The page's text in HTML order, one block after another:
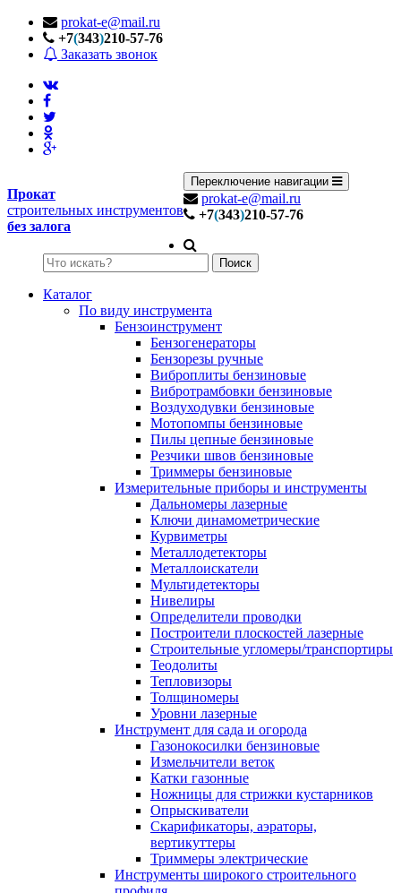
prokat-e@mail.ru
+7(343)210-57-76
Заказать звонок
Прокат
строительных инструментов
без залога
Переключение навигации
prokat-e@mail.ru
+7(343)210-57-76
Поиск
Каталог
По виду инструмента
Бензоинструмент
Бензогенераторы
Бензорезы ручные
Виброплиты бензиновые
Вибротрамбовки бензиновые
Воздуходувки бензиновые
Мотопомпы бензиновые
Пилы цепные бензиновые
Резчики швов бензиновые
Триммеры бензиновые
Измерительные приборы и инструменты
Дальномеры лазерные
Ключи динамометрические
Курвиметры
Металлодетекторы
Металлоискатели
Мультидетекторы
Нивелиры
Определители проводки
Построители плоскостей лазерные
Строительные угломеры/транспортиры
Теодолиты
Тепловизоры
Толщиномеры
Уровни лазерные
Инструмент для сада и огорода
Газонокосилки бензиновые
Измельчители веток
Катки газонные
Ножницы для стрижки кустарников
Опрыскиватели
Скарификаторы, аэраторы,
вертикуттеры
Триммеры электрические
Инструменты широкого строительного